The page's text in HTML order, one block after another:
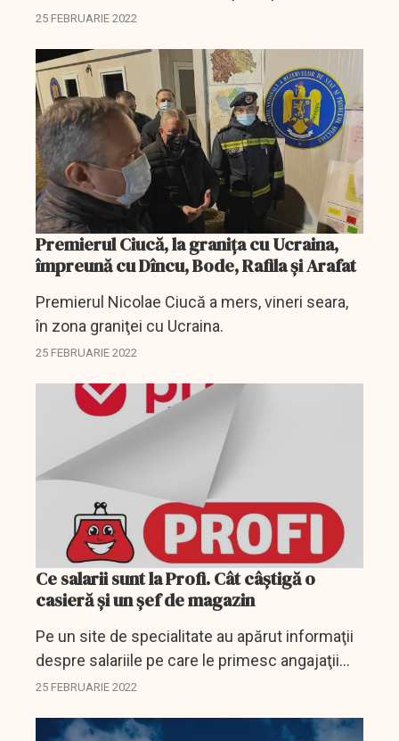
susține statele cele mai afectate de conflictul
25 FEBRUARIE 2022
Premierul Ciucă, la graniţa cu Ucraina,
împreună cu Dîncu, Bode, Rafila şi Arafat
Premierul Nicolae Ciucă a mers, vineri seara,
în zona graniţei cu Ucraina.
25 FEBRUARIE 2022
Ce salarii sunt la Profi. Cât câştigă o
casieră şi un şef de magazin
Pe un site de specialitate au apărut informaţii
despre salariile pe care le primesc angajaţii
lanţului de magazine Profi.
25 FEBRUARIE 2022